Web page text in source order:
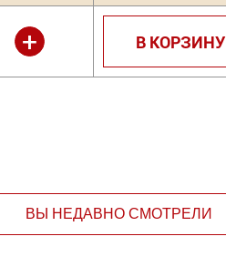
+ В КОРЗИНУ
ВЫ НЕДАВНО СМОТРЕЛИ